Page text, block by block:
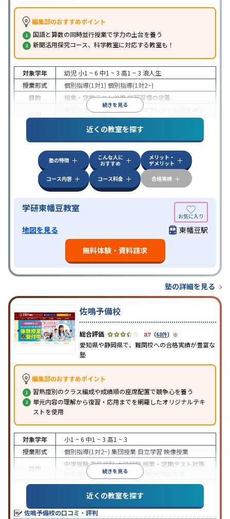
編集部のおすすめポイント
国語と算数の同時並行授業で学力の土台を養う
新聞活用探究コース、科学教室に対応する教室も！
続きを見る
対象学年 幼児 小1 ~ 6 中1 ~ 3 高1 ~ 3 浪人生
授業形式
個別指導(1対1) 個別指導(1対2~)
目的
授業・定期テスト対策学習習慣の定着
不登校生に対応学習にPC・タブレットを利用
ライン対応
近くの教室を探す
塾の特徴
こんな人に
おすすめ
メリット・
デメリット
コース内容
コース料金 合格実績
学研東幡豆教室
地図を見る
東幡豆駅
無料体験・資料請求
塾の詳細を見る
佐鳴予備校
3.7 （68件） ※
愛知県や静岡県で、難関校への合格実績が豊富な
塾
編集部のおすすめポイント
習熟度別のクラス編成や成績順の座席配置で競争心を養う
単元内容の理解から復習・応用までを網羅したオリジナルテキ
ストを使用
続きを見る
対象学年 小1 ~ 6 中1 ~ 3 高1 ~ 3
授業形式
個別指導(1対2~) 集団授業 自立学習 映像授業
目的
中学受験高校受験大学受験 授業・定期テスト対策
内申点対策
学習習慣の定着
学校別特化対策
授業の振替可能学習にPC・タブレットを利用1科
目から受講可能季節講習のみの受講可
※2023年10月調査。小学校高学年の集団塾アンケート調査方法を参照
近くの教室を探す
佐鳴予備校の口コミ・評判